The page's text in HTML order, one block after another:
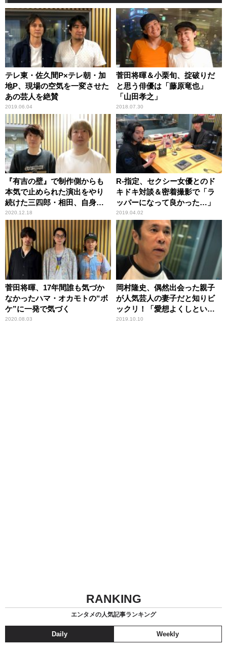
テレ東・佐久間P×テレ朝・加
地P、現場の空気を一変させた
あの芸人を絶賛
2019.06.04
菅田将暉＆小栗旬、掟破りだ
と思う俳優は「藤原竜也」
「山田孝之」
2018.07.30
『有吉の壁』で制作側からも
本気で止められた演出をやり
続けた三四郎・相田、自身の
名前がトレンド入りし「報わ
れた」
2020.12.18
R-指定、セクシー女優とのド
キドキ対談＆密着撮影で「ラ
ッパーになって良かった…」
2019.04.02
菅田将暉、17年間誰も気づか
なかったハマ・オカモトの“ボ
ケ”に一発で気づく
2020.08.03
岡村隆史、偶然出会った親子
が人気芸人の妻子だと知りビ
ックリ！「愛想よくしといて
良かった」
2019.10.10
RANKING
エンタメの人気記事ランキング
Daily Weekly